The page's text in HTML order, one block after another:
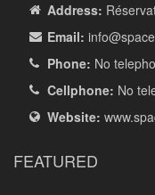
Address:
Email: info
Phone: No
Cellphone: No
Website:
FEATURED